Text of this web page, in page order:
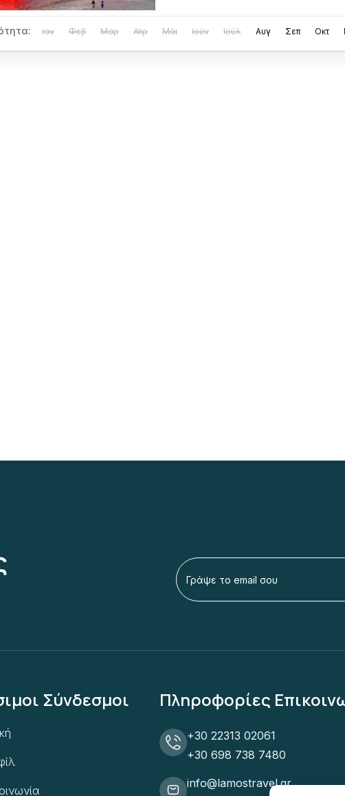
Ιαν Φεβ Μαρ Απρ Μάι Ιούν Ιούλ Αυγ Σεπ Οκτ
Σύνδεσμοι Πληροφορίες
+30 22313 02061
+30 698 738 7480
info@lamostravel.gr